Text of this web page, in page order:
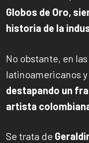
Globos de Oro,
historia de la
No obstante, en
latinoamericanos
destapando un
artista
Se trata de